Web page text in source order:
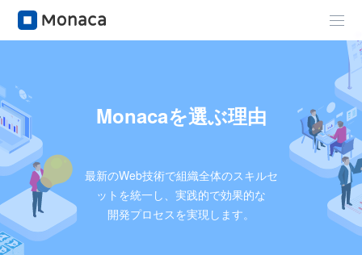
Monacaを選ぶ理由
最新のWeb技術で組織全体のスキルセ
ットを統一し、実践的で効果的な
開発プロセスを実現します。